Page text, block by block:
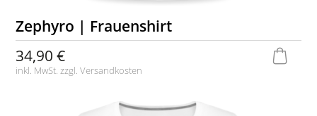
Zephyro | Frauenshirt
34,90 €
inkl. MwSt. zzgl.Versandkosten